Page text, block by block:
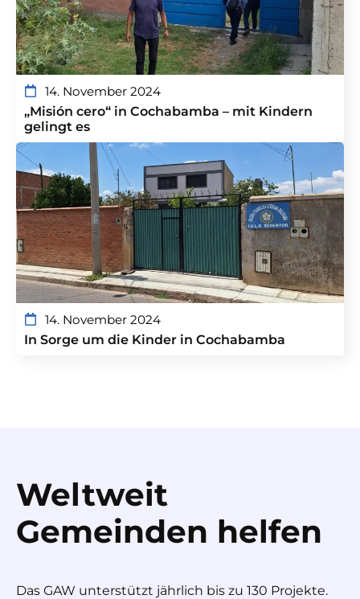
14. November 2024
„Misión cero“ in Cochabamba – mit Kindern
gelingt es
14. November 2024
In Sorge um die Kinder in Cochabamba
Weltweit
Gemeinden helfen
Das GAW unterstützt jährlich bis zu 130 Projekte.